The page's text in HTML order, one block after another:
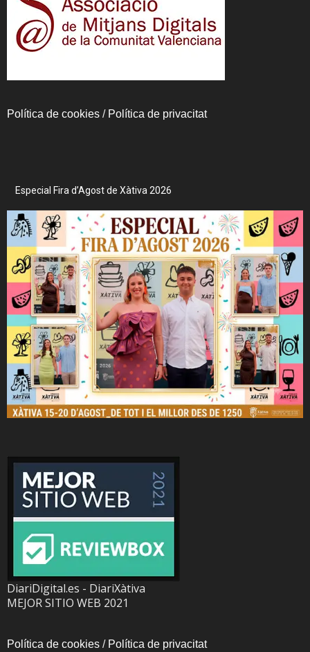
Política de cookies / Política de privacitat
Especial Fira d’Agost de Xàtiva 2026
DiariDigital.es - DiariXàtiva
MEJOR SITIO WEB 2021
Política de cookies / Política de privacitat